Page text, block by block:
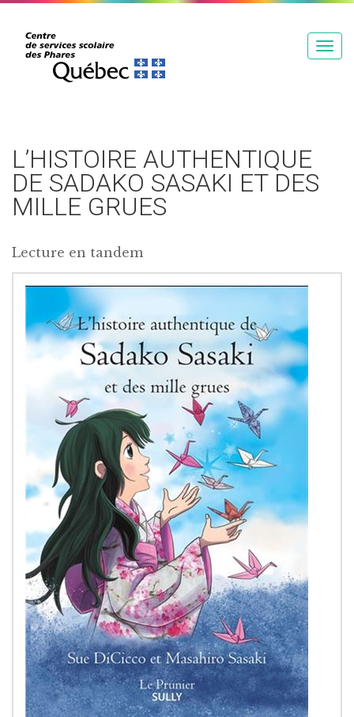
T
L’HISTOIRE AUTHENTIQUE
DE SADAKO SASAKI ET DES
MILLE GRUES
Lecture en tandem